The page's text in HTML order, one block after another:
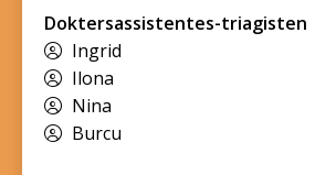
Doktersassistentes-triagisten
Ingrid
Ilona
Nina
Burcu